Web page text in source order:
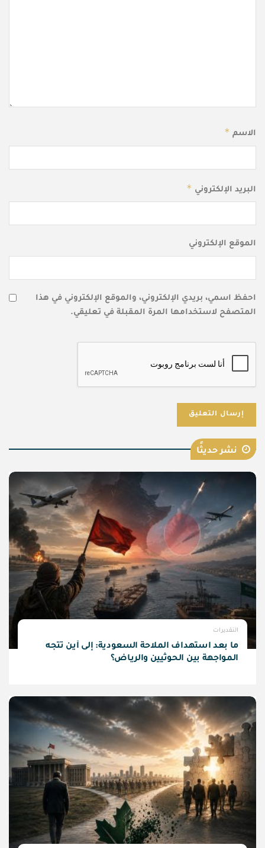
الاسم *
البريد الإلكتروني *
الموقع الإلكتروني
احفظ اسمي، بريدي الإلكتروني، والموقع الإلكتروني في هذا
المتصفح لاستخدامها المرة المقبلة في تعليقي.
نشر حديثًا
التقديرات
ما بعد استهداف الملاحة السعودية: إلى أين تتجه
المواجهة بين الحوثيين والرياض؟